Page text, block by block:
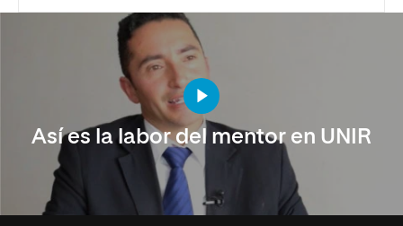
Así es la labor del mentor en UNIR